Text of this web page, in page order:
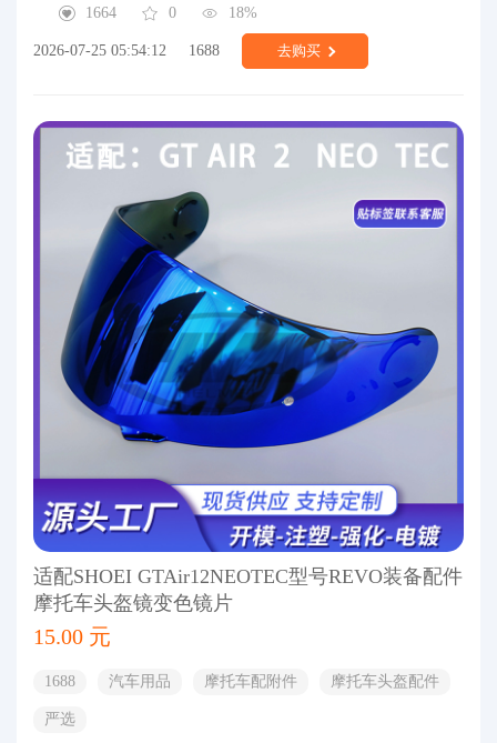
1664
0 18%
2026-07-25 05:54:12 1688 去购买
适配SHOEI GTAir12NEOTEC型号REVO装备配件
摩托车头盔镜变色镜片
15.00 元
1688 汽车用品 摩托车配附件 摩托车头盔配件
严选